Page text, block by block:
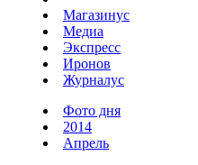
Магазинус
Медиа
Экспресс
Иронов
Журналус
Фото дня
2014
Апрель